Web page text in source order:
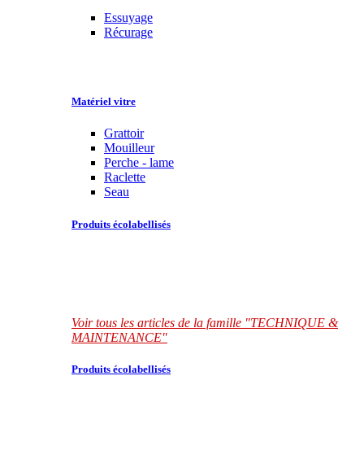
Essuyage
Récurage
Matériel vitre
Grattoir
Mouilleur
Perche - lame
Raclette
Seau
Produits écolabellisés
Voir tous les articles de la famille "TECHNIQUE &
MAINTENANCE"
Produits écolabellisés